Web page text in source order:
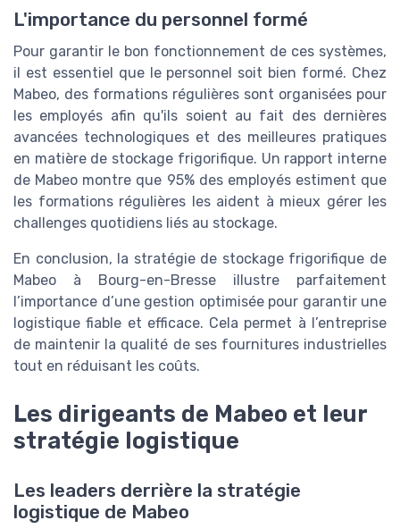
L'importance du personnel formé
Pour garantir le bon fonctionnement de ces systèmes,
il est essentiel que le personnel soit bien formé. Chez
Mabeo, des formations régulières sont organisées pour
les employés afin qu'ils soient au fait des dernières
avancées technologiques et des meilleures pratiques
en matière de stockage frigorifique. Un rapport interne
de Mabeo montre que 95% des employés estiment que
les formations régulières les aident à mieux gérer les
challenges quotidiens liés au stockage.
En conclusion, la stratégie de stockage frigorifique de
Mabeo à Bourg-en-Bresse illustre parfaitement
l’importance d’une gestion optimisée pour garantir une
logistique fiable et efficace. Cela permet à l’entreprise
de maintenir la qualité de ses fournitures industrielles
tout en réduisant les coûts.
Les dirigeants de Mabeo et leur
stratégie logistique
Les leaders derrière la stratégie
logistique de Mabeo